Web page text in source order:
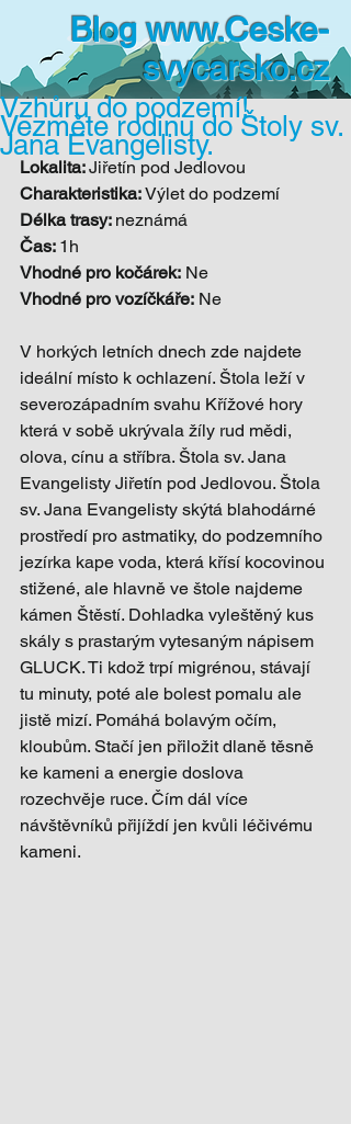
Blogwww.Ceske-
svycarsko.cz
Vzhůru do podzemí!
Vezměte rodinu do Štoly sv.
Jana Evangelisty.
Lokalita: Jiřetín pod Jedlovou
Charakteristika: Výlet do podzemí
Délka trasy: neznámá
Čas: 1h
Vhodné pro kočárek: Ne
Vhodné pro vozíčkáře: Ne
V horkých letních dnech zde najdete
ideální místo k ochlazení. Štola leží v
severozápadním svahu Křížové hory
která v sobě ukrývala žíly rud mědi,
olova, cínu a stříbra. Štola sv. Jana
Evangelisty Jiřetín pod Jedlovou. Štola
sv. Jana Evangelisty skýtá blahodárné
prostředí pro astmatiky, do podzemního
jezírka kape voda, která křísí kocovinou
stižené, ale hlavně ve štole najdeme
kámen Štěstí. Dohladka vyleštěný kus
skály s prastarým vytesaným nápisem
GLUCK. Ti kdož trpí migrénou, stávají
tu minuty, poté ale bolest pomalu ale
jistě mizí. Pomáhá bolavým očím,
kloubům. Stačí jen přiložit dlaně těsně
ke kameni a energie doslova
rozechvěje ruce. Čím dál více
návštěvníků přijíždí jen kvůli léčivému
kameni.